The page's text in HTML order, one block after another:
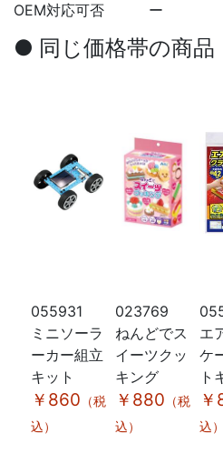
OEM対応可否
ー
● 同じ価格帯の商品
055931
ミニソーラ
ーカー組立
キット
￥860 （税
込）
023769
ねんどでス
イーツクッ
キング
￥880 （税
込）
エ
ケ
ト
込）